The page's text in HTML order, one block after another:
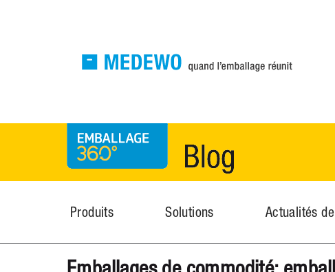
MEDEWO Verpackungen
News
Produits Solutions Actualités